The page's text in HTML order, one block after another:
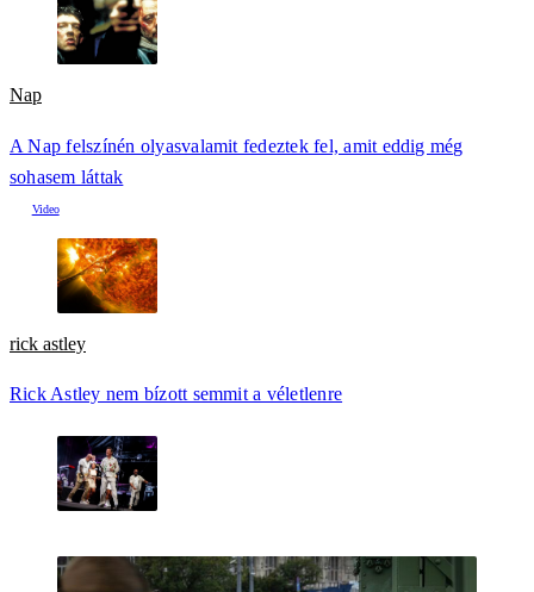
Nap
A Nap felszínén olyasvalamit fedeztek fel, amit eddig még
sohasem láttak
rick astley
Rick Astley nem bízott semmit a véletlenre